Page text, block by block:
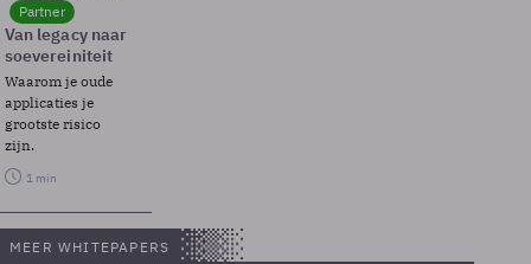
Partner
Van legacy naar
soevereiniteit
Waarom je oude
applicaties je
grootste risico
zijn.
1 min
MEER WHITEPAPERS